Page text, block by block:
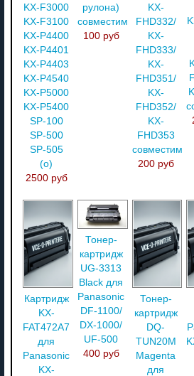
KX-F3000
KX-F3100
KX-P4400
KX-P4401
KX-P4403
KX-P4540
KX-P5000
KX-P5400
SP-100
SP-500
SP-505
(о)
2500 руб
рулона)
совместимый
100 руб
KX-
FHD332/
KX-
FHD333/
KX-
FHD351/
KX-
FHD352/
KX-
FHD353
совместимый
200 руб
Картридж
KX-
FAT472A7
для
Panasonic
KX-
Тонер-
картридж
UG-3313
Black для
Panasonic
DF-1100/
DX-1000/
UF-500
400 руб
Тонер-
картридж
DQ-
TUN20M
Magenta
для